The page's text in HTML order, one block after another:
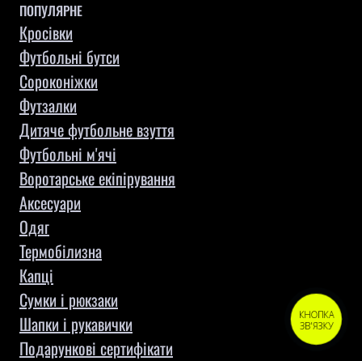
ПОПУЛЯРНЕ
Кросівки
Футбольні бутси
Сороконіжки
Футзалки
Дитяче футбольне взуття
Футбольні м'ячі
Воротарське екіпірування
Aксесуари
Одяг
Термобілизна
Капці
Сумки і рюкзаки
Шапки і рукавички
Подарункові сертифікати
КНОПКА
ЗВ'ЯЗКУ